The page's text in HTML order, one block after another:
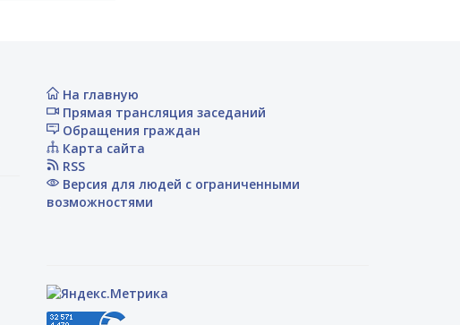
На главную
Прямая трансляция заседаний
Обращения граждан
Карта сайта
RSS
Версия для людей с ограниченными
возможностями